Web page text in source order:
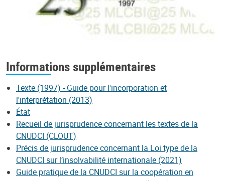
Informations supplémentaires
Texte (1997) - Guide pour l'incorporation et
l'interprétation (2013)
État
Recueil de jurisprudence concernant les textes de la
CNUDCI (CLOUT)
Précis de jurisprudence concernant la Loi type de la
CNUDCI sur l’insolvabilité internationale (2021)
Guide pratique de la CNUDCI sur la coopération en